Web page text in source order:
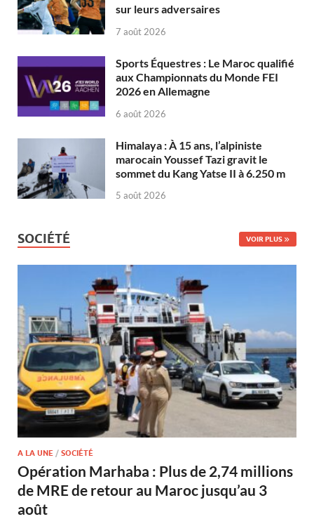
sur leurs adversaires
7 août 2026
Sports Équestres : Le Maroc qualifié
aux Championnats du Monde FEI
2026 en Allemagne
6 août 2026
Himalaya : À 15 ans, l’alpiniste
marocain Youssef Tazi gravit le
sommet du Kang Yatse II à 6.250 m
5 août 2026
SOCIÉTÉ VOIR PLUS
A LA UNE / SOCIÉTÉ
Opération Marhaba : Plus de 2,74 millions
de MRE de retour au Maroc jusqu’au 3
août